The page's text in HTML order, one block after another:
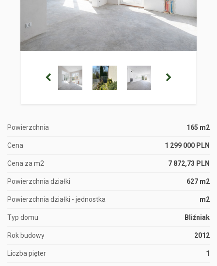
Powierzchnia 165 m2
Cena 1 299 000 PLN
Cena za m2 7 872,73 PLN
Powierzchnia działki 627 m2
Powierzchnia działki - jednostka m2
Typ domu Bliźniak
Rok budowy 2012
Liczba pięter 1